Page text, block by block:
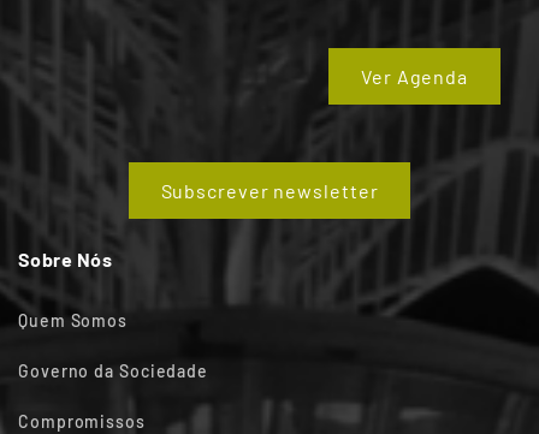
Ver Agenda
Subscrever newsletter
Sobre Nós
Quem Somos
Governo da Sociedade
Compromissos